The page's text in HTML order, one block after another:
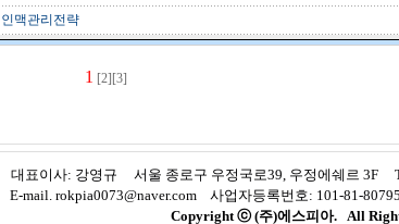
인맥관리전략
1 [2] [3]
대표이사: 강영규 서울 종로구 우정국로39, 우정에쉐르 3F
E-mail. rokpia0073@naver.com 사업자등록번호: 101-81-
Copyright ⓒ (주)에스피아. All